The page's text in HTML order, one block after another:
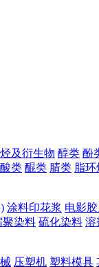
及衍生物 醇类 酚
酸类 醌类 腈类 脂环
涂料印花浆 电影
聚染料 硫化染料 溶
压塑机 塑料模具